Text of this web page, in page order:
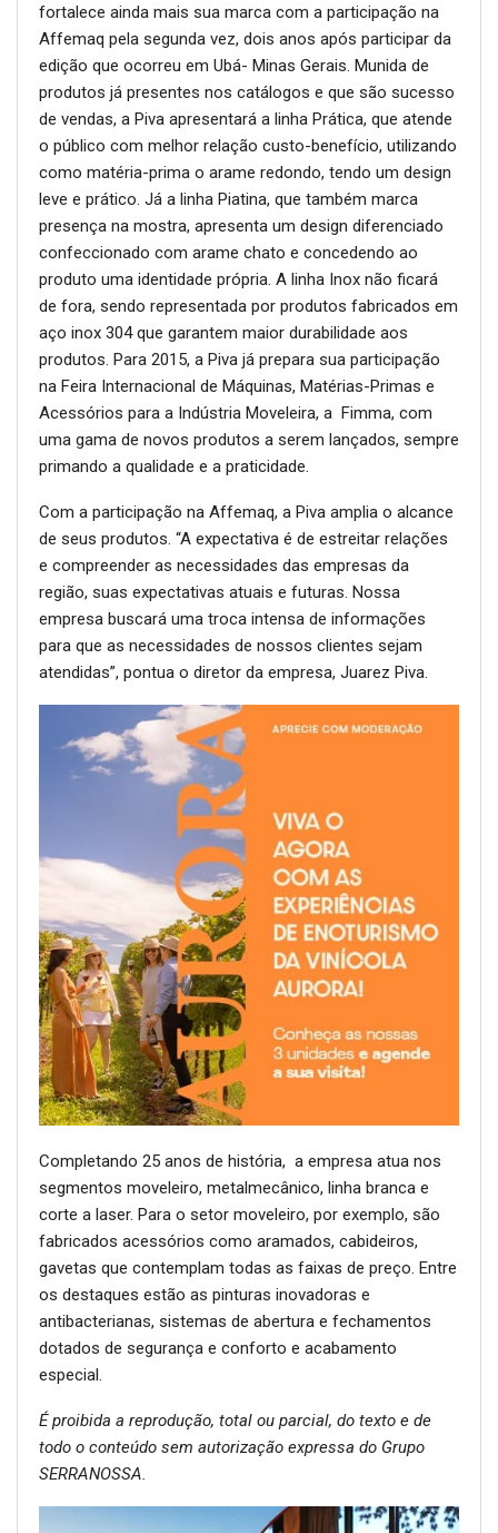
fortalece ainda mais sua marca com a participação na
Affemaq pela segunda vez, dois anos após participar da
edição que ocorreu em Ubá- Minas Gerais. Munida de
produtos já presentes nos catálogos e que são sucesso
de vendas, a Piva apresentará a linha Prática, que atende
o público com melhor relação custo-benefício, utilizando
como matéria-prima o arame redondo, tendo um design
leve e prático. Já a linha Piatina, que também marca
presença na mostra, apresenta um design diferenciado
confeccionado com arame chato e concedendo ao
produto uma identidade própria. A linha Inox não ficará
de fora, sendo representada por produtos fabricados em
aço inox 304 que garantem maior durabilidade aos
produtos. Para 2015, a Piva já prepara sua participação
na Feira Internacional de Máquinas, Matérias-Primas e
Acessórios para a Indústria Moveleira, a Fimma, com
uma gama de novos produtos a serem lançados, sempre
primando a qualidade e a praticidade.
Com a participação na Affemaq, a Piva amplia o alcance
de seus produtos. “A expectativa é de estreitar relações
e compreender as necessidades das empresas da
região, suas expectativas atuais e futuras. Nossa
empresa buscará uma troca intensa de informações
para que as necessidades de nossos clientes sejam
atendidas”, pontua o diretor da empresa, Juarez Piva.
Completando 25 anos de história, a empresa atua nos
segmentos moveleiro, metalmecânico, linha branca e
corte a laser. Para o setor moveleiro, por exemplo, são
fabricados acessórios como aramados, cabideiros,
gavetas que contemplam todas as faixas de preço. Entre
os destaques estão as pinturas inovadoras e
antibacterianas, sistemas de abertura e fechamentos
dotados de segurança e conforto e acabamento
especial.
É proibida a reprodução, total ou parcial, do texto e de
todo o conteúdo sem autorização expressa do Grupo
SERRANOSSA.